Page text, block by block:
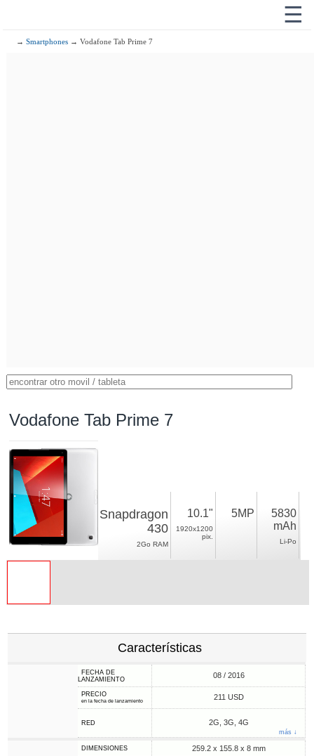
☰
→Smartphones → Vodafone Tab Prime 7
Vodafone Tab Prime 7
Snapdragon
430
2Go RAM
10.1"
1920x1200
pix.
5MP
5830
mAh
Li-Po
Características
FECHA DE
LANZAMIENTO
08 / 2016
PRECIO
en la fecha de lanzamiento 211 USD
RED 2G, 3G, 4G
más ↓
DIMENSIONES 259.2 x 155.8 x 8 mm